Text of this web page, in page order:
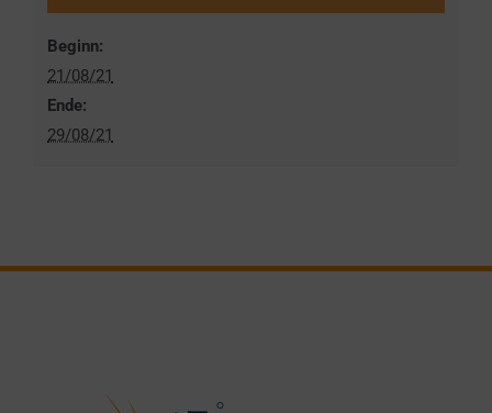
Beginn:
21/08/21
Ende:
29/08/21